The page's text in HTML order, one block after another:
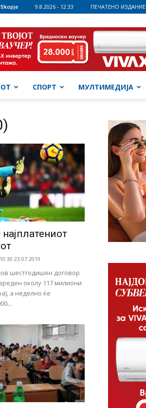
Skopje 9.8.2026 - 12:33 ПЕЧАТЕНО ИЗДАНИЕ
СПОРТ МУЛТИМЕДИЈА
10:30 23.07.2019
шестгодишен договор
околу 117 милиони
а неделно ќе